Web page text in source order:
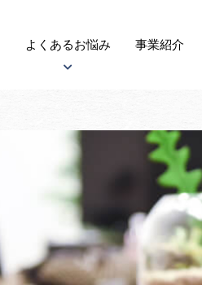
よくあるお悩み 事業紹介